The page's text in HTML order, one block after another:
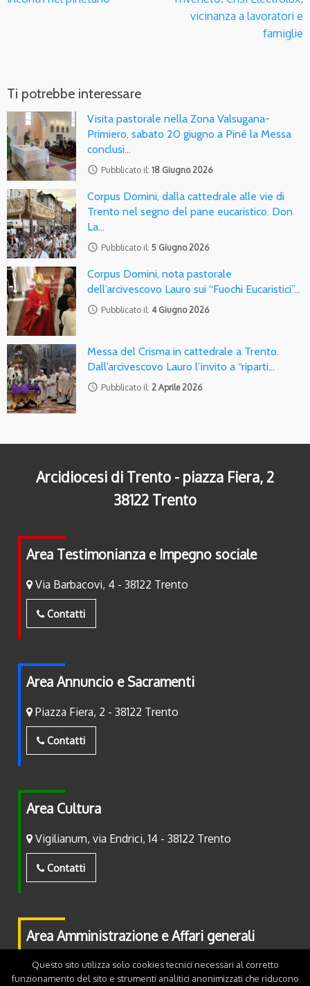
vicinanza a lavoratori e
famiglie
Ti potrebbe interessare
Visita pastorale nella Zona Valsugana-
Primiero, sabato 20 giugno a Piné la Messa
conclusi…
access_time Pubblicato il: 18 Giugno 2026
Corpus Domini, dalla cattedrale alle vie di
Trento nel segno del pane eucaristico. Don
La…
access_time Pubblicato il: 5 Giugno 2026
Corpus Domini, nota pastorale
dell’arcivescovo Lauro sui “Fuochi Eucaristici”…
access_time Pubblicato il: 4 Giugno 2026
Messa del Crisma in cattedrale a Trento.
Dall’arcivescovo Lauro l’invito a “riparti…
access_time Pubblicato il: 2 Aprile 2026
Arcidiocesi di Trento - piazza Fiera, 2
38122 Trento
Area Testimonianza e Impegno sociale
Via Barbacovi, 4 - 38122 Trento
Contatti
Area Annuncio e Sacramenti
Piazza Fiera, 2 - 38122 Trento
Contatti
Area Cultura
Vigilianum, via Endrici, 14 - 38122 Trento
Contatti
Area Amministrazione e Affari generali
Piazza Fiera, 2 - 38122 Trento
Questo sito utilizza solo cookies tecnici necessari al corretto
funzionamento del sito e strumenti analitici anonimizzati che riducono